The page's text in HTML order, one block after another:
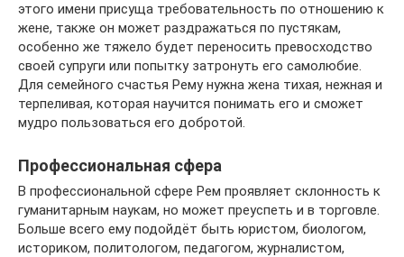
этого имени присуща требовательность по отношению к
жене, также он может раздражаться по пустякам,
особенно же тяжело будет переносить превосходство
своей супруги или попытку затронуть его самолюбие.
Для семейного счастья Рему нужна жена тихая, нежная и
терпеливая, которая научится понимать его и сможет
мудро пользоваться его добротой.
Профессиональная сфера
В профессиональной сфере Рем проявляет склонность к
гуманитарным наукам, но может преуспеть и в торговле.
Больше всего ему подойдёт быть юристом, биологом,
историком, политологом, педагогом, журналистом,